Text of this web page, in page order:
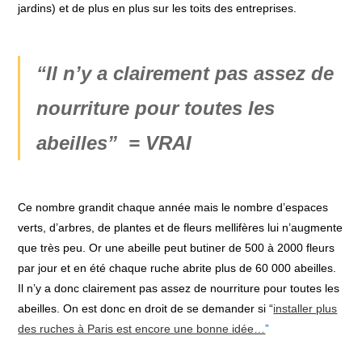
jardins) et de plus en plus sur les toits des entreprises.
“Il n’y a clairement pas assez de
nourriture pour toutes les
abeilles” = VRAI
​Ce nombre grandit chaque année mais le nombre d’espaces
verts, d’arbres, de plantes et de fleurs mellifères lui n’augmente
que très peu. Or une abeille peut butiner de 500 à 2000 fleurs
par jour et en été chaque ruche abrite plus de 60 000 abeilles.
Il n’y a donc clairement pas assez de nourriture pour toutes les
abeilles. On est donc en droit de se demander si “installer plus
des ruches à Paris est encore une bonne idée…”